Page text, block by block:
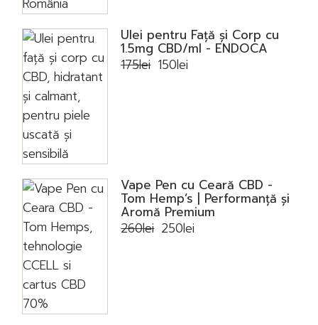
Ulei pentru Față și Corp cu
1.5mg CBD/ml - ENDOCA
175lei
Prețul 150lei
Prețul
Vape Pen cu Ceară CBD -
Tom Hemp’s | Performanță și
Aromă Premium
260lei
Prețul 250lei
Prețul